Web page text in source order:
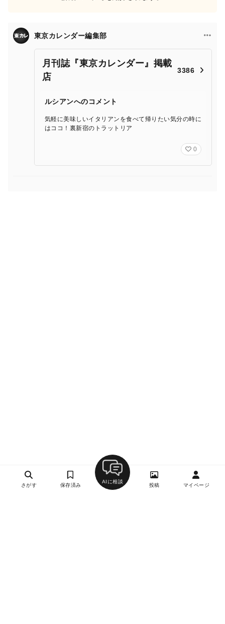
東京カレンダー編集部
月刊誌『東京カレンダー』掲載
店
3386
ルシアンへのコメント
気軽に美味しいイタリアンを食べて帰りたい気分の時に
はココ！裏新宿のトラットリア
0
さがす 保存済み
AIに相談
投稿 マイページ